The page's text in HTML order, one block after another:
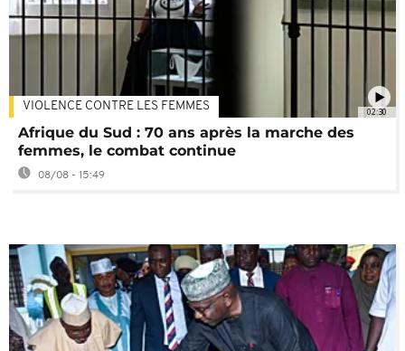
02:30
VIOLENCE CONTRE LES FEMMES
Afrique du Sud : 70 ans après la marche des
femmes, le combat continue
08/08 - 15:49